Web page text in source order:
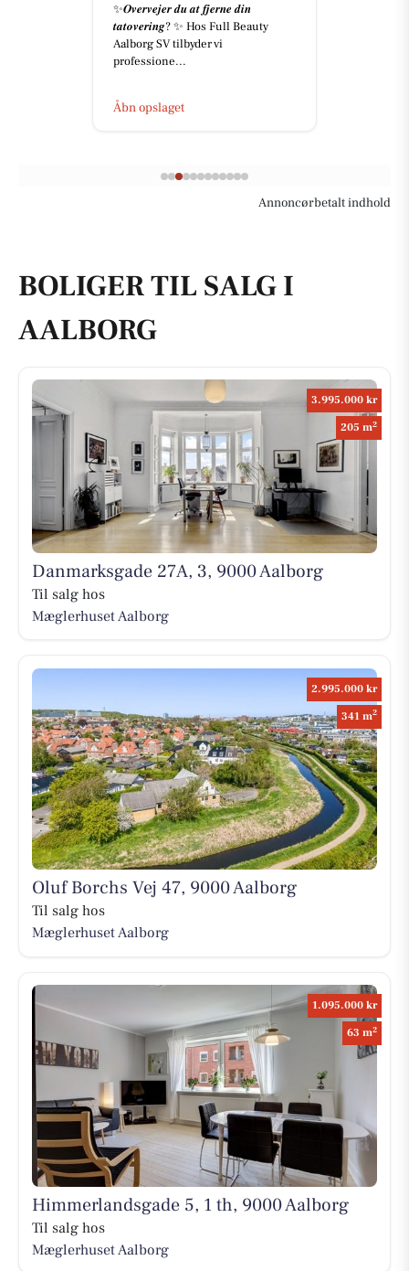
✨𝑶𝒗𝒆𝒓𝒗𝒆𝒋𝒆𝒓 𝒅𝒖 𝒂𝒕 𝒇𝒋𝒆𝒓𝒏𝒆 𝒅𝒊𝒏
𝒕𝒂𝒕𝒐𝒗𝒆𝒓𝒊𝒏𝒈? ✨ Hos Full Beauty
Aalborg SV tilbyder vi
professione...
Åbn opslaget
Annoncørbetalt indhold
BOLIGER TIL SALG I
AALBORG
3.995.000 kr
205 m2
Danmarksgade 27A, 3, 9000 Aalborg
Til salg hos
Mæglerhuset Aalborg
2.995.000 kr
341 m2
Oluf Borchs Vej 47, 9000 Aalborg
Til salg hos
Mæglerhuset Aalborg
1.095.000 kr
63 m2
Himmerlandsgade 5, 1 th, 9000 Aalborg
Til salg hos
Mæglerhuset Aalborg